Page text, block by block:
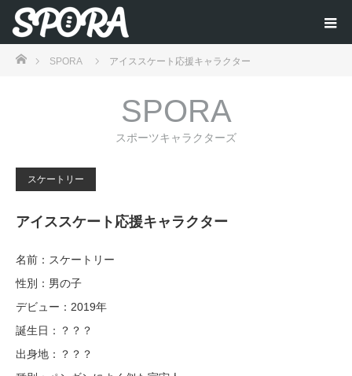
ホームSPORA アイススケート応援キャラクター
SPORA
スポーツキャラクターズ
スケートリー
アイススケート応援キャラクター
名前：スケートリー
性別：男の子
デビュー：2019年
誕生日：？？？
出身地：？？？